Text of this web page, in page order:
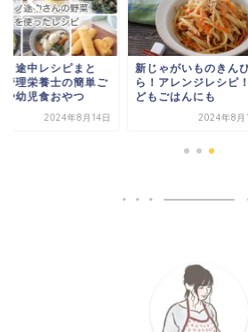
ノ途中レシピまと
管理栄養士の簡単ご
や幼児食おやつ
2024年8月14日
新じゃがいものきん
ら！アレンジレシピ
どもごはんにも
2024年8月